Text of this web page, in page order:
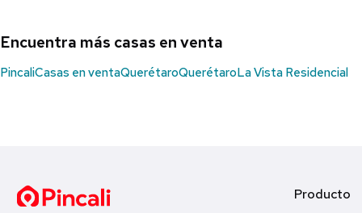
Encuentra más casas en venta
PincaliCasas en ventaQuerétaroQuerétaroLa Vista Residencial
Producto